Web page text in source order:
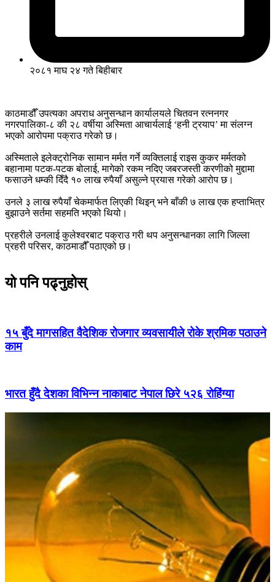
२०८१ माघ २४ गते बिहीबार
काठमाडौँ उपत्यका अपराध अनुसन्धान कार्यालयले चितवन रत्ननगर
नगरपालिका-८ की २८ वर्षीया अस्मिता आचार्यलाई ‘हनी ट्रयाप’ मा संलग्न
भएको आरोपमा पक्राउ गरेको छ।
अस्मिताले इलेक्ट्रोनिक सामान मर्मत गर्ने व्यक्तिलाई राइस कुकर मर्मतको
बहानामा पटक-पटक बोलाई, मागेको रकम नदिए जबरजस्ती करणीको मुद्दामा
फसाउने धम्की दिँदै १० लाख रुपैयाँ असुल्ने प्रयास गरेको आरोप छ।
उनले ३ लाख रुपैयाँ चेकमार्फत लिएकी थिइन् भने बाँकी ७ लाख एक हप्ताभित्र
बुझाउने सर्तमा सहमति भएको थियो।
प्रहरीले उनलाई कुलेश्वरबाट पक्राउ गरी थप अनुसन्धानका लागि जिल्ला
प्रहरी परिसर, काठमाडौँ पठाएको छ।
यो पनि पढ्नुहोस्
१५ बुँदे मागसहित वैदेशिक रोजगार व्यवसायीले रोके श्रमिक पठाउने
काम
भारत हुँदै देशका विभिन्न नाकाबाट नेपाल छिरे ५२६ रोहिंग्या